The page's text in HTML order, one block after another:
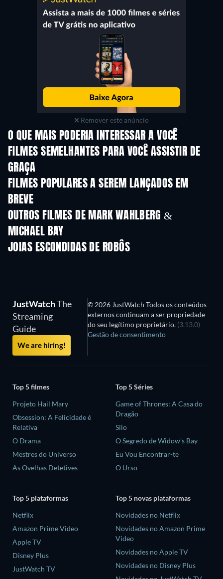
Remover este anúncio
O QUE MAIS PODERIA INTERESSAR A VOCÊ
FILMES SEMELHANTES PARA VOCÊ ASSISTIR DE
GRAÇA
FILMES POPULARES A SEREM LANÇADOS EM
BREVE
OUTROS FILMES DE MARK WAHLBERG &
MICHAEL BAY
JOIAS ESCONDIDAS DE ROBÔS
JustWatchThe
Streaming
Guide
We are hiring!
© 2026 JustWatch Todos os conteúdos
externos continuam a ser propriedade
do seu legítimo proprietário. (3.13.0)
Gestão de consentimento
Top 5 filmes
Projeto Hail Mary
Obsession: A Felicidade é
Relativa
O Drama
Mestres do Universo
As Ovelhas Detetives
Top 5 Séries
Game of Thrones: A Casa do
Dragão
Silo
O Segredo de Widow's Bay
Eu Vou Encontrar-te
O Urso
Top 5 plataformas
Netflix
Amazon Prime Video
Apple TV
Disney Plus
JustWatch TV
Top 5 novas plataformas
Novidades no Netflix
Novidades no Amazon Prime
Video
Novidades no Apple TV
Novidades no Disney Plus